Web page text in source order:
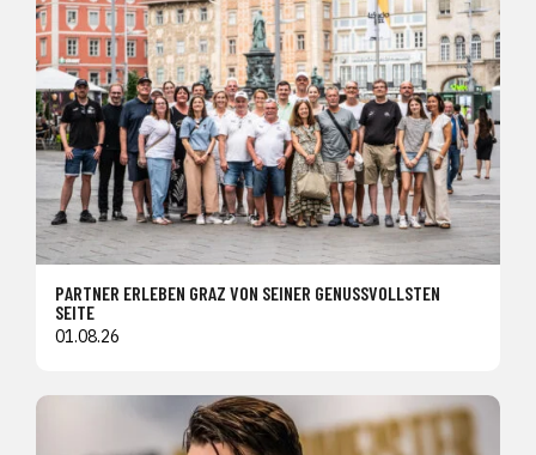
PARTNER ERLEBEN GRAZ VON SEINER GENUSSVOLLSTEN
SEITE
01.08.26